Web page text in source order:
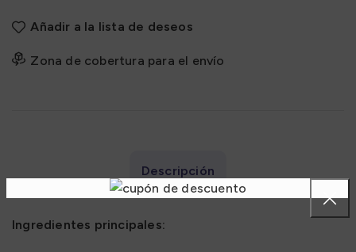
Añadir a la lista de deseos
Zona de cobertura para el envío
Descripción
Ingredientes principales: